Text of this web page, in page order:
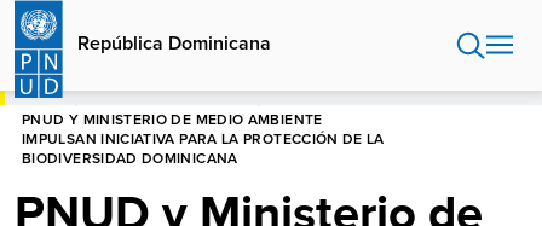
Pasar
contenido
principal
República Dominicana
HOME
PNUD Y MINISTERIO DE MEDIO AMBIENTE
IMPULSAN INICIATIVA PARA LA PROTECCIÓN DE LA
BIODIVERSIDAD DOMINICANA